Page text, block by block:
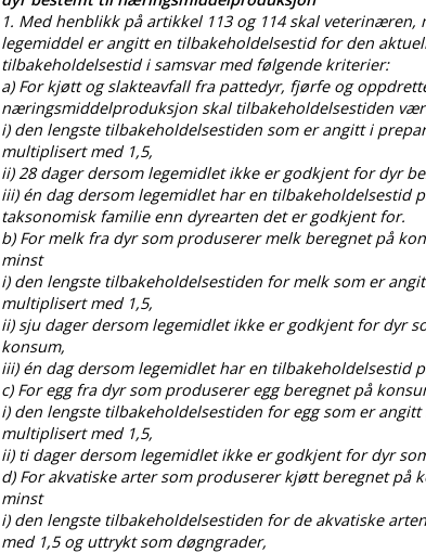
1. Med henblikk på artikkel 113 og 114 skal
legemiddel er angitt en tilbakeholdelsestid for den
tilbakeholdelsestid i samsvar med følgende kriterier:
a) For kjøtt og slakteavfall fra pattedyr, fjørfe og
næringsmiddelproduksjon skal tilbakeholdelsestiden
i) den lengste tilbakeholdelsestiden som er angitt i
multiplisert med 1,5,
ii) 28 dager dersom legemidlet ikke er godkjent for dyr
iii) én dag dersom legemidlet har en tilbakeholdelsestid
taksonomisk familie enn dyrearten det er godkjent for.
b) For melk fra dyr som produserer melk beregnet på
minst
i) den lengste tilbakeholdelsestiden for melk som er
multiplisert med 1,5,
ii) sju dager dersom legemidlet ikke er godkjent for dyr
konsum,
iii) én dag dersom legemidlet har en tilbakeholdelsestid
c) For egg fra dyr som produserer egg beregnet på
i) den lengste tilbakeholdelsestiden for egg som er
multiplisert med 1,5,
ii) ti dager dersom legemidlet ikke er godkjent for dyr
d) For akvatiske arter som produserer kjøtt beregnet på
minst
i) den lengste tilbakeholdelsestiden for de akvatiske
med 1,5 og uttrykt som døgngrader,